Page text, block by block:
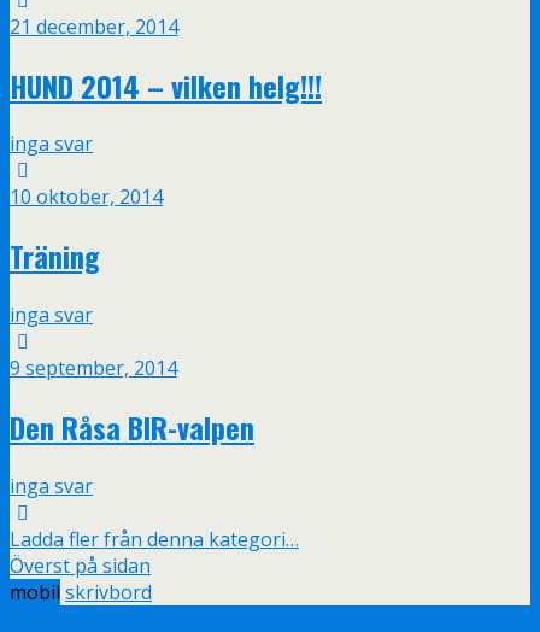
21 december, 2014
HUND 2014 – vilken helg!!!
inga svar
10 oktober, 2014
Träning
inga svar
9 september, 2014
Den Råsa BIR-valpen
inga svar
Ladda fler från denna kategori…
Överst på sidan
mobil skrivbord